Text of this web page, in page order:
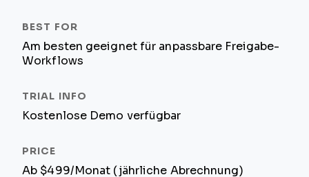
Am besten geeignet für anpassbare Freigabe-
Workflows
Kostenlose Demo verfügbar
Ab $499/Monat (jährliche Abrechnung)